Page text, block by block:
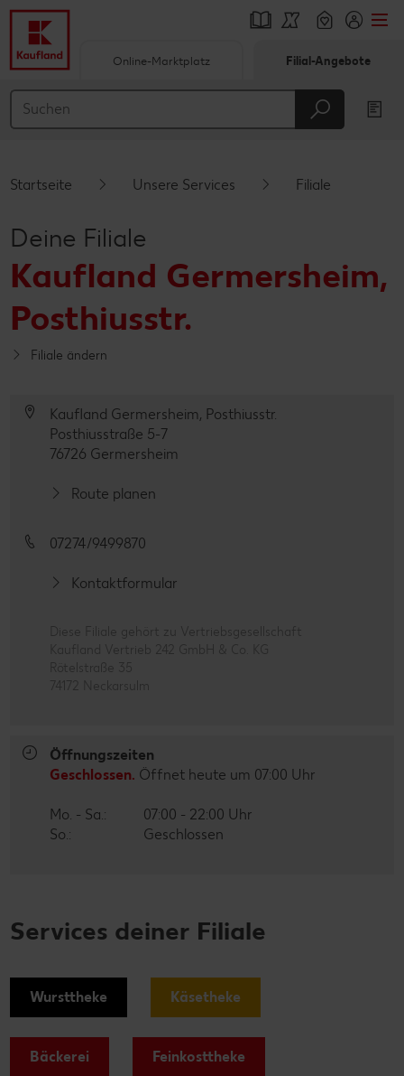
Hauptinhalt
Online-Marktplatz Filial-Angebote
Startseite Unsere Services Filiale
Deine Filiale
Kaufland Germersheim,
Posthiusstr.
Filiale ändern
Kaufland Germersheim, Posthiusstr.
Posthiusstraße 5-7
76726 Germersheim
Route planen
07274/9499870
Kontaktformular
Diese Filiale gehört zu Vertriebsgesellschaft
Kaufland Vertrieb 242 GmbH & Co. KG
Rötelstraße 35
74172 Neckarsulm
Öffnungszeiten
Geschlossen. Öffnet heute um 07:00 Uhr
Mo. - Sa.:
07:00 - 22:00 Uhr
So.:
Geschlossen
Services deiner Filiale
Wursttheke Käsetheke
Bäckerei Feinkosttheke